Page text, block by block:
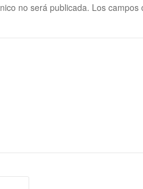
no será publicada. Los campos